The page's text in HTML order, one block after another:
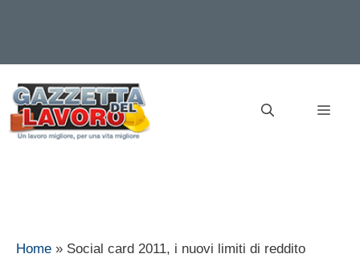
contenuto
Home » Social card 2011, i nuovi limiti di reddito